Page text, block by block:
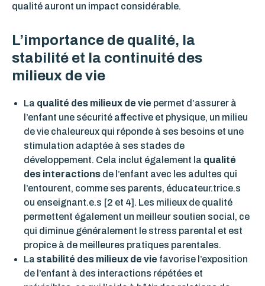
qualité auront un impact considérable.
L’importance de qualité, la
stabilité et la continuité des
milieux de vie
La qualité des milieux de vie permet d’assurer à
l’enfant une sécurité affective et physique, un milieu
de vie chaleureux qui réponde à ses besoins et une
stimulation adaptée à ses stades de
développement. Cela inclut également la qualité
des interactions de l’enfant avec les adultes qui
l’entourent, comme ses parents, éducateur.trice.s
ou enseignant.e.s [2 et 4]. Les milieux de qualité
permettent également un meilleur soutien social, ce
qui diminue généralement le stress parental et est
propice à de meilleures pratiques parentales.
La stabilité des milieux de vie favorise l’exposition
de l’enfant à des interactions répétées et